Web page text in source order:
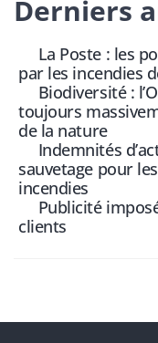
Derniers
La Poste : les
par les incendies
Biodiversité :
toujours
de la nature
Indemnités
sauvetage pour
incendies
Publicité
clients